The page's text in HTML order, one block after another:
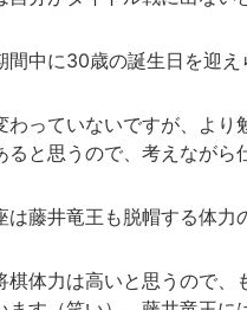
中に30歳の誕生日を迎え
っていないですが、より
ると思うので、考えながら
藤井竜王も脱帽する体力
体力は高いと思うので、